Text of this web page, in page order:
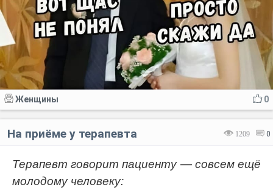
0
Женщины
1209 0
На приёме у терапевта
Терапевт говорит пациенту — совсем ещё
молодому человеку: